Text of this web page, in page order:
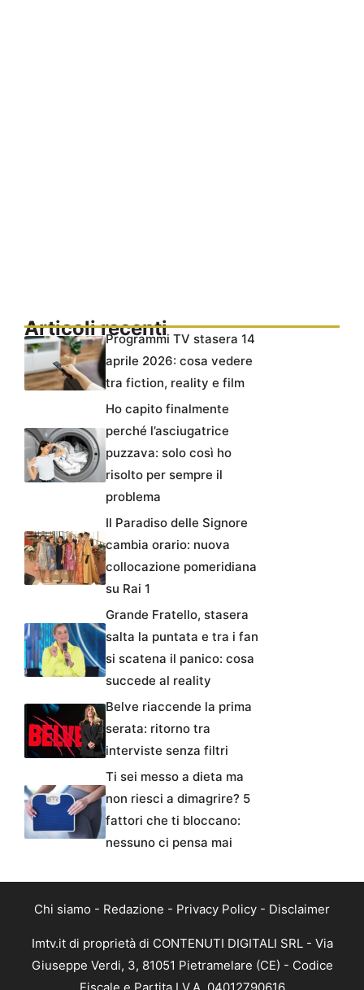
Articoli recentiProgrammi TV stasera 14
aprile 2026: cosa vedere
tra fiction, reality e film
Ho capito finalmente
perché l’asciugatrice
puzzava: solo così ho
risolto per sempre il
problema
Il Paradiso delle Signore
cambia orario: nuova
collocazione pomeridiana
su Rai 1
Grande Fratello, stasera
salta la puntata e tra i fan
si scatena il panico: cosa
succede al reality
Belve riaccende la prima
serata: ritorno tra
interviste senza filtri
Ti sei messo a dieta ma
non riesci a dimagrire? 5
fattori che ti bloccano:
nessuno ci pensa mai
Chi siamo - Redazione - Privacy Policy - Disclaimer
Imtv.it di proprietà di CONTENUTI DIGITALI SRL - Via
Giuseppe Verdi, 3, 81051 Pietramelare (CE) - Codice